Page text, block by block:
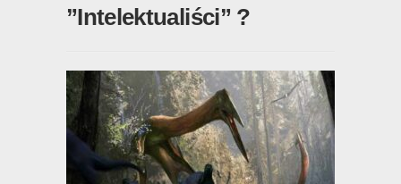
”Intelektualiści” ?